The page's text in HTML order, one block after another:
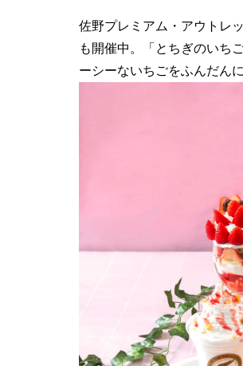
佐野プレミアム・アウトレ
も開催中。「とちぎのいちご
ーシーないちごをふんだん